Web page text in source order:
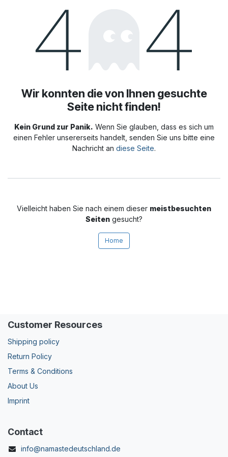
Fehler 404
Wir konnten die von Ihnen gesuchte
Seite nicht finden!
Kein Grund zur Panik. Wenn Sie glauben, dass es sich um
einen Fehler unsererseits handelt, senden Sie uns bitte eine
Nachricht an diese Seite.
Vielleicht haben Sie nach einem dieser meistbesuchten
Seiten gesucht?
Home
Customer Resources
Shipping policy
Return Policy
Terms & Conditions
About Us
Imprint
Contact
info@namastedeutschland.de